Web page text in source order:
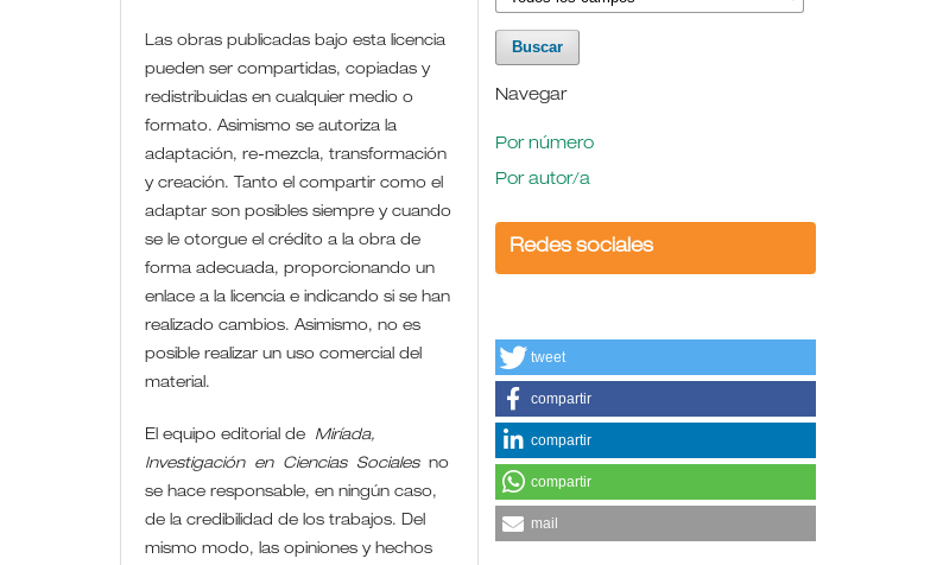
Las obras publicadas bajo esta licencia
pueden ser compartidas, copiadas y
redistribuidas en cualquier medio o
formato. Asimismo se autoriza la
adaptación, re-mezcla, transformación
y creación. Tanto el compartir como el
adaptar son posibles siempre y cuando
se le otorgue el crédito a la obra de
forma adecuada, proporcionando un
enlace a la licencia e indicando si se han
realizado cambios. Asimismo, no es
posible realizar un uso comercial del
material.
El equipo editorial de Miríada,
Investigación en Ciencias Sociales no
se hace responsable, en ningún caso,
de la credibilidad de los trabajos. Del
mismo modo, las opiniones y hechos
Navegar
Por número
Por autor/a
Redes sociales
tweet
compartir
compartir
compartir
mail